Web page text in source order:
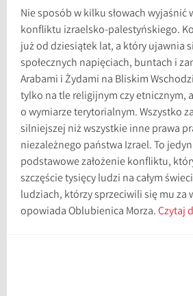
Nie sposób w kilku słowach
konfliktu izraelsko-palestyńskiego.
już od dziesiątek lat, a który ujawnia
społecznych napięciach, buntach i
Arabami i Żydami na Bliskim
tylko na tle religijnym czy etnicznym,
o wymiarze terytorialnym. Wszystko
silniejszej niż wszystkie inne prawa
niezależnego państwa Izrael. To
podstawowe założenie konfliktu,
szczęście tysięcy ludzi na całym
ludziach, którzy sprzeciwili się mu za
opowiada Oblubienica Morza.Czytaj